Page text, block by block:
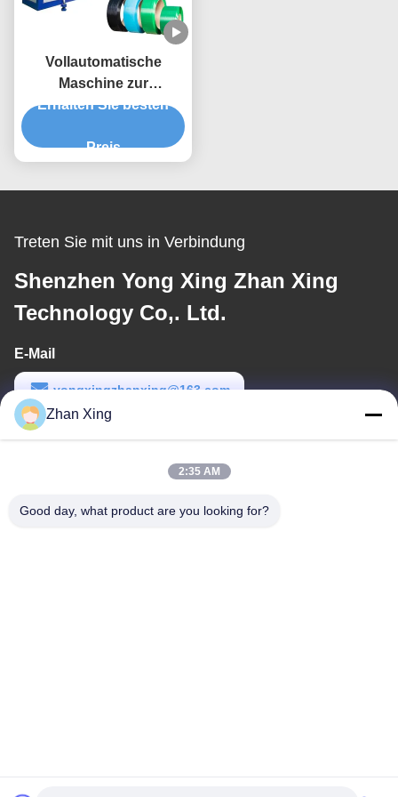
Vollautomatische
Maschine zur
Herstellung von PET-
Erhalten Sie besten
Preis
Treten Sie mit uns in Verbindung
Shenzhen Yong Xing Zhan Xing
Technology Co,. Ltd.
E-Mail
yongxingzhanxing@163.com
Arbeitszeit
Zhan Xing
2:35 AM
Good day, what product are you looking for?